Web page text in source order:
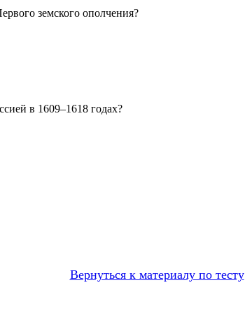
земского ополчения?
в 1609–1618 годах?
Вернуться к материалу по тесту